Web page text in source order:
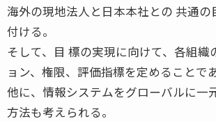
海外の現地法人と日本本社との 共通の
付ける。
そして、目 標の実現に向けて、各組織
ョン、権限、評価指標を定めることで
他に、情報システムをグローバルに一
方法も考えられる。